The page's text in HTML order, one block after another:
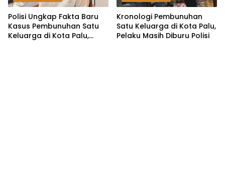
Polisi Ungkap Fakta Baru
Kasus Pembunuhan Satu
Keluarga di Kota Palu,
Kronologi Pembunuhan
Satu Keluarga di Kota Palu,
Pelaku Masih Diburu Polisi